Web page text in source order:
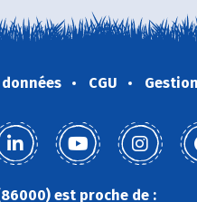
CGU
est proche de :